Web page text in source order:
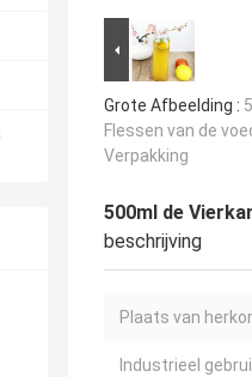
Grote Afbeelding :
Flessen van de
Verpakking
500ml de
beschrijving
Plaats van
Industrieel